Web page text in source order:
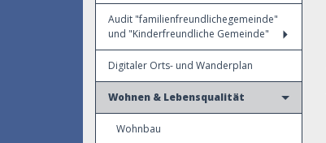
Audit "familienfreundlichegemeinde"
und "Kinderfreundliche Gemeinde"
Digitaler Orts- und Wanderplan
Wohnen & Lebensqualität
Wohnbau